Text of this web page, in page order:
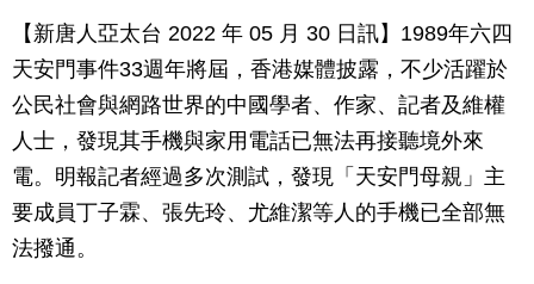
【新唐人亞太台 2022 年 05 月 30 日訊】1989年六四
天安門事件33週年將屆，香港媒體披露，不少活躍於
公民社會與網路世界的中國學者、作家、記者及維權
人士，發現其手機與家用電話已無法再接聽境外來
電。明報記者經過多次測試，發現「天安門母親」主
要成員丁子霖、張先玲、尤維潔等人的手機已全部無
法撥通。